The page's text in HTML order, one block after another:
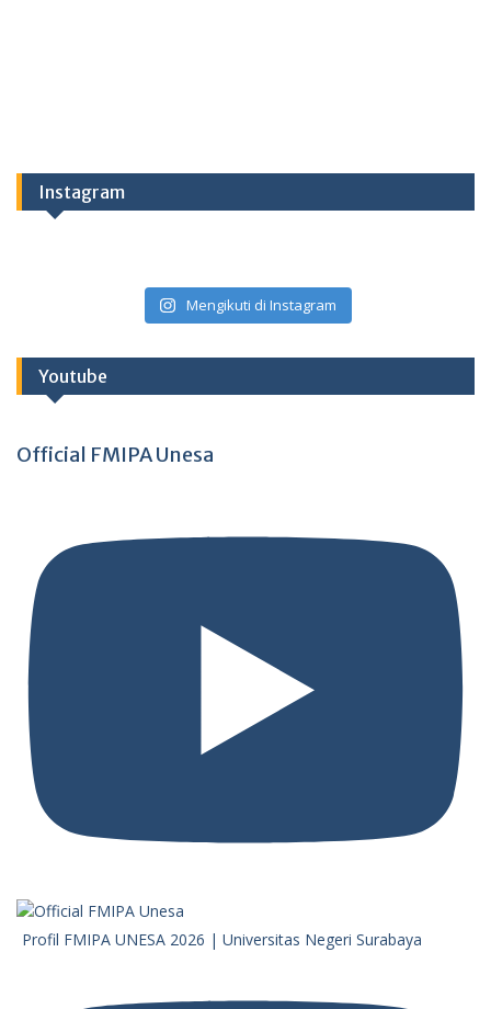
Instagram
Mengikuti di Instagram
Youtube
Official FMIPA Unesa
Profil FMIPA UNESA 2026 | Universitas Negeri Surabaya